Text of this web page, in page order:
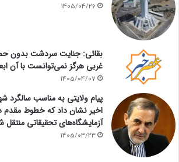
1405/04/26
بقائی: جنایت سردشت بدون
غربی هرگز نمی‌توانست با آن
1405/04/07
پیام ولایتی به مناسب
اخیر نشان داد که خطوط مقدم
آزمایشگاه‌های تحقیقاتی
1405/03/23